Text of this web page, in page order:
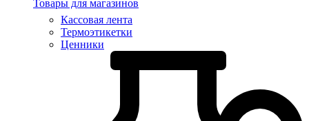
Товары для магазинов
Кассовая лента
Термоэтикетки
Ценники